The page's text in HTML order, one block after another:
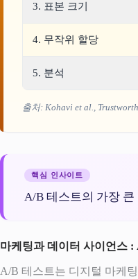
3. 표본 크기
4. 무작위 할당
5. 분석
출처: Kohavi et al.,
핵심 인사이트
A/B 테스트의 가장 큰
마케팅과 데이터 사이언스 :
A/B 테스트는 디지털 마케